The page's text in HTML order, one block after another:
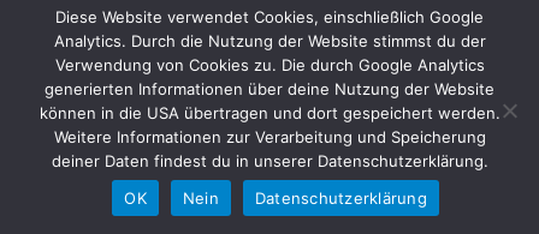
Folge uns auf LinkedIn
Diese Website verwendet Cookies, einschließlich Google
Analytics. Durch die Nutzung der Website stimmst du der
Verwendung von Cookies zu. Die durch Google Analytics
generierten Informationen über deine Nutzung der Website
können in die USA übertragen und dort gespeichert werden.
Weitere Informationen zur Verarbeitung und Speicherung
deiner Daten findest du in unserer Datenschutzerklärung.
OK
Nein Datenschutzerklärung